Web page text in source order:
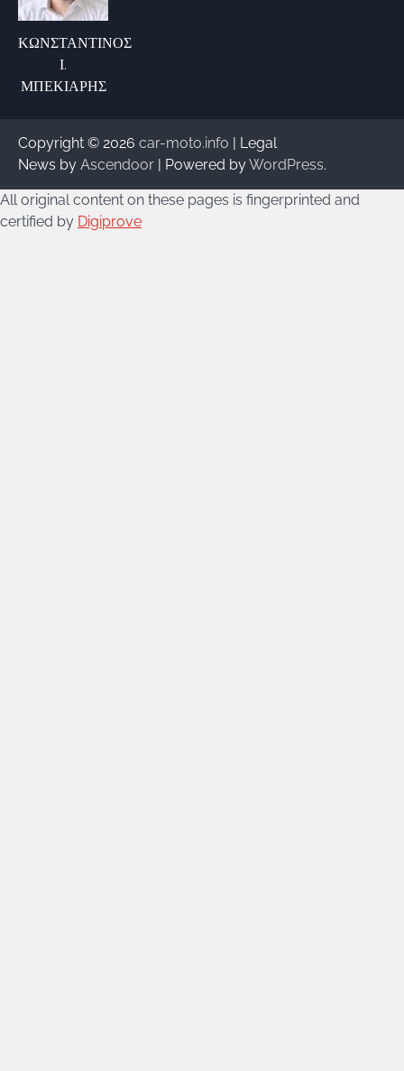
ΚΩΝΣΤΑΝΤΙΝΟΣ
Ι.
ΜΠΕΚΙΑΡΗΣ
Copyright © 2026 car-moto.info | Legal
News by Ascendoor | Powered byWordPress.
All original content on these pages is fingerprinted and
certified by Digiprove